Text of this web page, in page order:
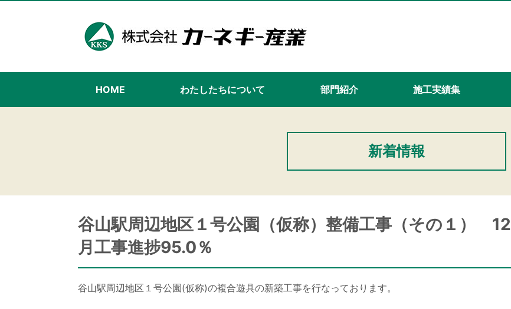
HOME わたしたちについて 部門紹介 施工実績集
新着情報
谷山駅周辺地区１号公園（仮称）整備工事（その１） 12
月工事進捗95.0％
谷山駅周辺地区１号公園(仮称)の複合遊具の新築工事を行なっております。